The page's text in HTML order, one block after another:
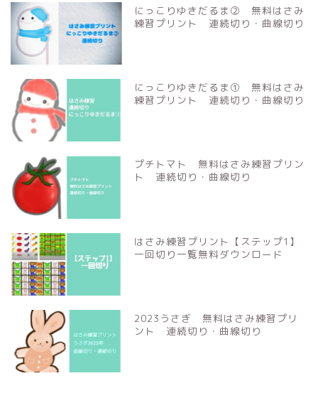
にっこりゆきだるま② 無料はさみ
練習プリント 連続切り・曲線切り
にっこりゆきだるま① 無料はさみ
練習プリント 連続切り・曲線切り
プチトマト 無料はさみ練習プリン
ト 連続切り・曲線切り
はさみ練習プリント【ステップ1】
一回切り一覧無料ダウンロード
2023うさぎ 無料はさみ練習プリ
ント 連続切り・曲線切り